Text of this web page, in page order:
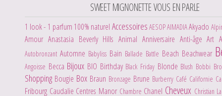
SWEET MIGNONETTE VOUS EN PARLE
1 look - 1 parfum 100% naturel Accessoires AESOPAIMADIAAkyado
Amour Anastasia Beverly HillsAnimal Anniversaire Anti-âgeArt
Autobronzant Automne Babyliss Bain Ballade Battle Beach Beachwear
Angoisse Becca Bijoux BIO Birthday Black Friday Blonde Blush Bobbi
Shopping Bougie Box Braun Bronzage Brune Burberry Café Californie
Fribourg Caudalie Centres Manor Chambre Chanel Cheveux Christian